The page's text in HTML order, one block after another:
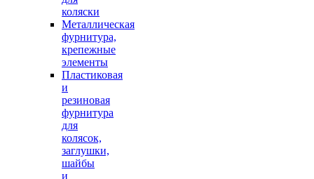
коляски
Металлическая
фурнитура,
крепежные
элементы
Пластиковая
и
резиновая
фурнитура
для
колясок,
заглушки,
шайбы
и